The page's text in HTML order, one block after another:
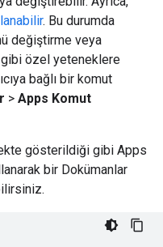
. Bu durumda
değiştirme veya
gibi özel yeteneklere
bağlı bir komut
> Apps Komut
gösterildiği gibi Apps
bir Dokümanlar